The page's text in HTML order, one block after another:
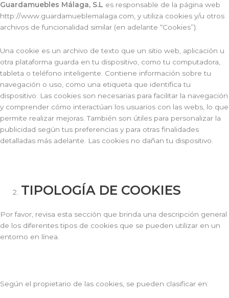
Guardamuebles Málaga, S.L es responsable de la página web
http://www.guardamueblemalaga.com, y utiliza cookies y/u otros
archivos de funcionalidad similar (en adelante “Cookies”).
Una cookie es un archivo de texto que un sitio web, aplicación u
otra plataforma guarda en tu dispositivo, como tu computadora,
tableta o teléfono inteligente. Contiene información sobre tu
navegación o uso, como una etiqueta que identifica tu
dispositivo. Las cookies son necesarias para facilitar la navegación
y comprender cómo interactúan los usuarios con las webs, lo que
permite realizar mejoras. También son útiles para personalizar la
publicidad según tus preferencias y para otras finalidades
detalladas más adelante. Las cookies no dañan tu dispositivo.
TIPOLOGÍA DE COOKIES
Por favor, revisa esta sección que brinda una descripción general
de los diferentes tipos de cookies que se pueden utilizar en un
entorno en línea.
Según el propietario de las cookies, se pueden clasificar en: